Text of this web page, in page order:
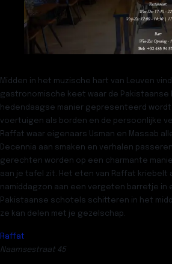
Midden in het muzische hart van Leuven
gastronomische keet waar de Pakistaanse
hedendaagse manier gepresenteerd
voertuigen als borden en de persoonlijke
Raffat waar eigenaars Usman en Massab
Decennia aan smaken en verhalen
gerechten worden op een charmante
aan je tafel zit. Het eten van Raffat kriebelt
namiddagzon aan een vergeten barretje in
Pakistaanse schotels schitteren in het
ze kan delen met je gezelschap.
Raffat
Naamsestraat 45